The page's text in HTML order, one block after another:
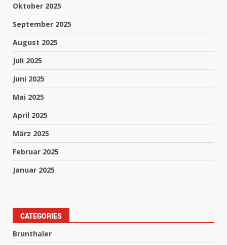
Oktober 2025
September 2025
August 2025
Juli 2025
Juni 2025
Mai 2025
April 2025
März 2025
Februar 2025
Januar 2025
CATEGORIES
Brunthaler